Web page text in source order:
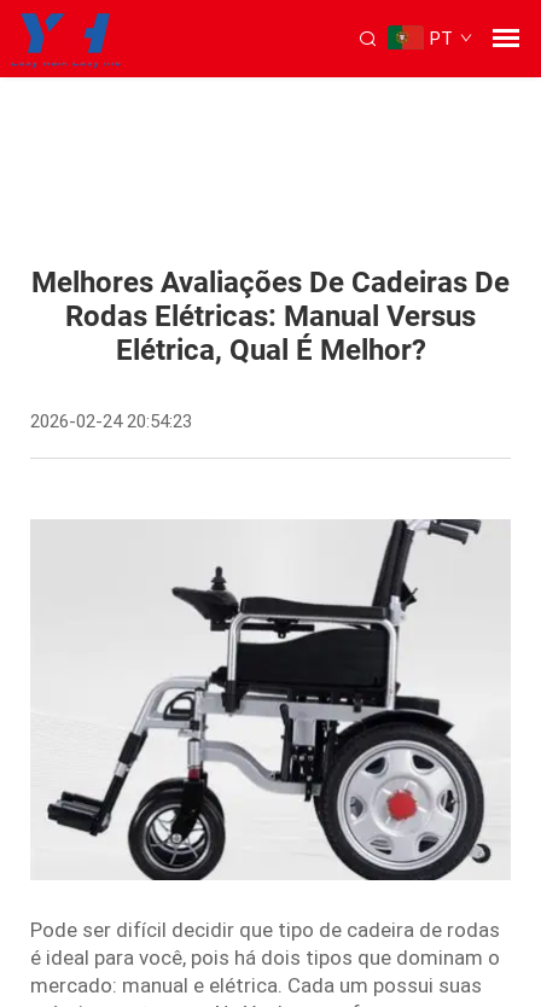
PT
Melhores Avaliações De Cadeiras De
Rodas Elétricas: Manual Versus
Elétrica, Qual É Melhor?
2026-02-24 20:54:23
Pode ser difícil decidir que tipo de cadeira de rodas
é ideal para você, pois há dois tipos que dominam o
mercado: manual e elétrica. Cada um possui suas